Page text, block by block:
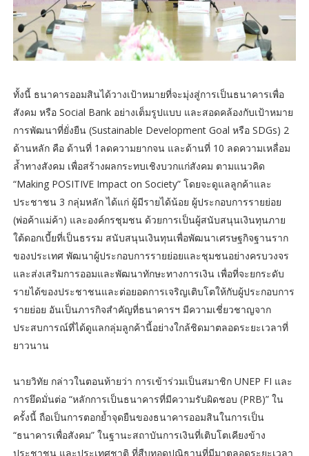
ทั้งนี้ ธนาคารออมสินได้วางเป้าหมายที่จะมุ่งสู่การเป็นธนาคารเพื่อ
สังคม หรือ Social Bank อย่างเต็มรูปแบบ และสอดคล้องกับเป้าหมาย
การพัฒนาที่ยั่งยืน (Sustainable Development Goal หรือ SDGs) 2
ด้านหลัก คือ ด้านที่ 1ลดความยากจน และด้านที่ 10 ลดความเหลื่อม
ล้ำทางสังคม เพื่อสร้างผลกระทบเชิงบวกแก่สังคม ตามแนวคิด
“Making POSITIVE Impact on Society” โดยจะดูแลลูกค้าและ
ประชาชน 3 กลุ่มหลัก ได้แก่ ผู้มีรายได้น้อย ผู้ประกอบการรายย่อย
(พ่อค้าแม่ค้า) และองค์กรชุมชน ด้วยการเป็นผู้สนับสนุนเงินทุนภาย
ใต้ดอกเบี้ยที่เป็นธรรม สนับสนุนเงินทุนเพื่อพัฒนาเศรษฐกิจฐานราก
ของประเทศ พัฒนาผู้ประกอบการรายย่อยและชุมชนอย่างครบวงจร
และส่งเสริมการออมและพัฒนาทักษะทางการเงิน เพื่อที่จะยกระดับ
รายได้ของประชาชนและต่อยอดการเจริญเติบโตให้กับผู้ประกอบการ
รายย่อย อันเป็นภารกิจสำคัญที่ธนาคารฯ มีความเชี่ยวชาญจาก
ประสบการณ์ที่ได้ดูแลกลุ่มลูกค้านี้อย่างใกล้ชิดมาตลอดระยะเวลาที่
ยาวนาน
นายวิทัย กล่าวในตอนท้ายว่า การเข้าร่วมเป็นสมาชิก UNEP FI และ
การยึดมั่นต่อ “หลักการเป็นธนาคารที่มีความรับผิดชอบ (PRB)” ใน
ครั้งนี้ ถือเป็นการตอกย้ำจุดยืนของธนาคารออมสินในการเป็น
“ธนาคารเพื่อสังคม” ในฐานะสถาบันการเงินที่เติบโตเคียงข้าง
ประชาชน และประเทศชาติ ที่สืบทอดปณิธานที่มีมาตลอดระยะเวลา